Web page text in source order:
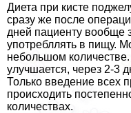
Диета при кисте
сразу же после
дней пациенту вообще
употрeбллять в пищу.
небольшом
улучшается, через 2-3
Только введение всех
происходить
количествах.